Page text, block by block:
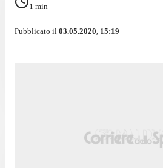
1 min
Pubblicato il 03.05.2020, 15:19